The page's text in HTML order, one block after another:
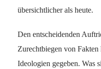
übersichtlicher als heute.
Den entscheidenden
Zurechtbiegen von Fakten
Ideologien gegeben. Was